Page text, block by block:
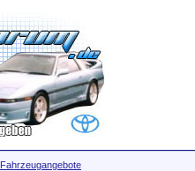
Fahrzeugangebote